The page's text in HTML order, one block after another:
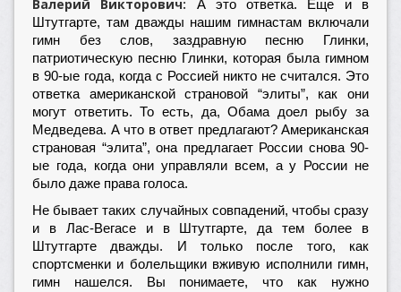
Валерий Викторович:
А это ответка. Еще и в
Штутгарте, там дважды нашим гимнастам включали
гимн без слов, заздравную песню Глинки,
патриотическую песню Глинки, которая была гимном
в 90-ые года, когда с Россией никто не считался. Это
ответка американской страновой “элиты”, как они
могут ответить. То есть, да, Обама доел рыбу за
Медведева. А что в ответ предлагают? Американская
страновая “элита”, она предлагает России снова 90-
ые года, когда они управляли всем, а у России не
было даже права голоса.
Не бывает таких случайных совпадений, чтобы сразу
и в Лас-Вегасе и в Штутгарте, да тем более в
Штутгарте дважды. И только после того, как
спортсменки и болельщики вживую исполнили гимн,
гимн нашелся. Вы понимаете, что как нужно